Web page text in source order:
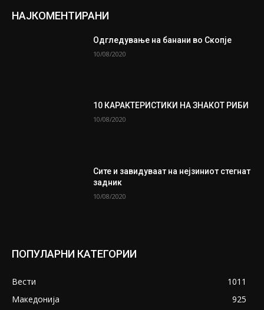
НАЈКОМЕНТИРАНИ
Одгледување на банани во Скопје
10/08/2020
10 КАРАКТЕРИСТИКИ НА ЗНАКОТ РИБИ
10/08/2020
Сите и завидуваат на нејзиниот стегнат
задник
10/08/2020
ПОПУЛАРНИ КАТЕГОРИИ
Вести
1011
Македонија
925